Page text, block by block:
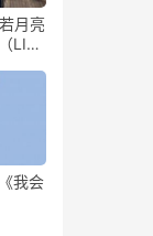
月亮
LIVE
我会